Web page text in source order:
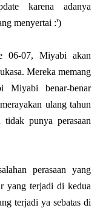
karena adanya
menyertai :')
06-07, Miyabi akan
Mereka memang
Miyabi benar-benar
ulang tahun
punya perasaan
perasaan yang
yang terjadi di kedua
terjadi ya sebatas di